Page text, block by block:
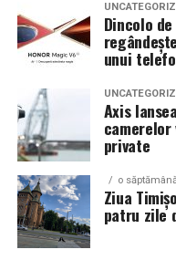
Dincolo
unui
Axis
private
o
Ziua
patru zile